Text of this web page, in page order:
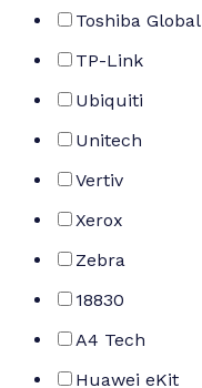
Toshiba Global
TP-Link
Ubiquiti
Unitech
Vertiv
Xerox
Zebra
18830
A4 Tech
Huawei eKit